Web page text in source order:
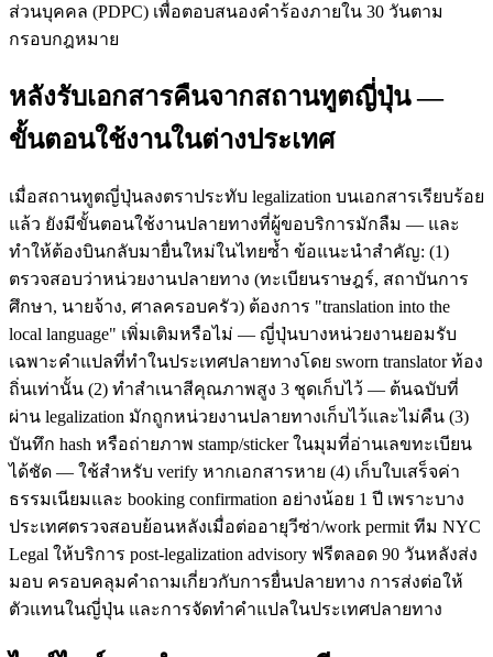
ส่วนบุคคล (PDPC) เพื่อตอบสนองคำร้องภายใน 30 วันตาม
กรอบกฎหมาย
หลังรับเอกสารคืนจากสถานทูตญี่ปุ่น —
ขั้นตอนใช้งานในต่างประเทศ
เมื่อสถานทูตญี่ปุ่นลงตราประทับ legalization บนเอกสารเรียบร้อย
แล้ว ยังมีขั้นตอนใช้งานปลายทางที่ผู้ขอบริการมักลืม — และ
ทำให้ต้องบินกลับมายื่นใหม่ในไทยซ้ำ ข้อแนะนำสำคัญ: (1)
ตรวจสอบว่าหน่วยงานปลายทาง (ทะเบียนราษฎร์, สถาบันการ
ศึกษา, นายจ้าง, ศาลครอบครัว) ต้องการ "translation into the
local language" เพิ่มเติมหรือไม่ — ญี่ปุ่นบางหน่วยงานยอมรับ
เฉพาะคำแปลที่ทำในประเทศปลายทางโดย sworn translator ท้อง
ถิ่นเท่านั้น (2) ทำสำเนาสีคุณภาพสูง 3 ชุดเก็บไว้ — ต้นฉบับที่
ผ่าน legalization มักถูกหน่วยงานปลายทางเก็บไว้และไม่คืน (3)
บันทึก hash หรือถ่ายภาพ stamp/sticker ในมุมที่อ่านเลขทะเบียน
ได้ชัด — ใช้สำหรับ verify หากเอกสารหาย (4) เก็บใบเสร็จค่า
ธรรมเนียมและ booking confirmation อย่างน้อย 1 ปี เพราะบาง
ประเทศตรวจสอบย้อนหลังเมื่อต่ออายุวีซ่า/work permit ทีม NYC
Legal ให้บริการ post-legalization advisory ฟรีตลอด 90 วันหลังส่ง
มอบ ครอบคลุมคำถามเกี่ยวกับการยื่นปลายทาง การส่งต่อให้
ตัวแทนในญี่ปุ่น และการจัดทำคำแปลในประเทศปลายทาง